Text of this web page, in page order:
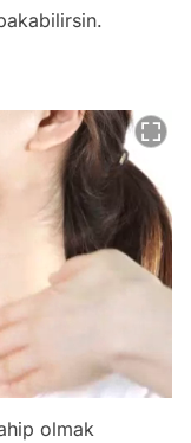
olmak